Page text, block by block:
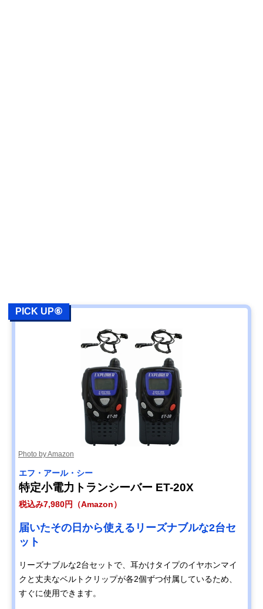
PICK UP⑥
Photo by Amazon
エフ・アール・シー
特定小電力トランシーバー ET-20X
税込み7,980円（Amazon）
届いたその日から使えるリーズナブルな2台セ
ット
リーズナブルな2台セットで、耳かけタイプのイヤホンマイ
クと丈夫なベルトクリップが各2個ずつ付属しているため、
すぐに使用できます。